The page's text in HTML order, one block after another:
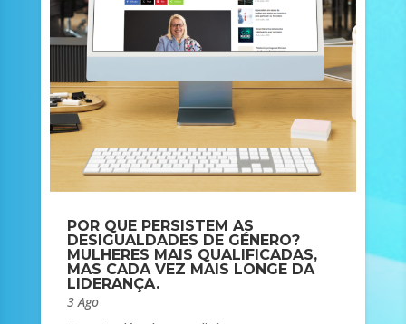
POR QUE PERSISTEM AS
DESIGUALDADES DE GÉNERO?
MULHERES MAIS QUALIFICADAS,
MAS CADA VEZ MAIS LONGE DA
LIDERANÇA.
3 Ago